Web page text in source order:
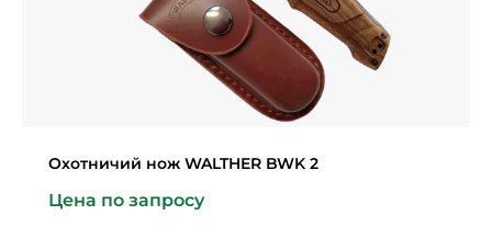
Охотничий нож WALTHER BWK 2
Цена по запросу